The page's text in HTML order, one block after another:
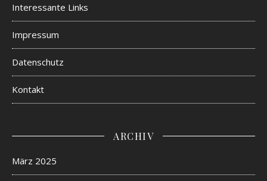
Interessante Links
Impressum
Datenschutz
Kontakt
ARCHIV
März 2025